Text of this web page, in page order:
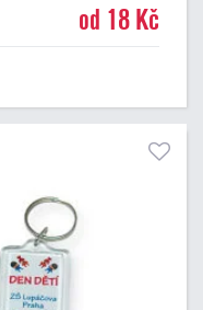
od 18 Kč